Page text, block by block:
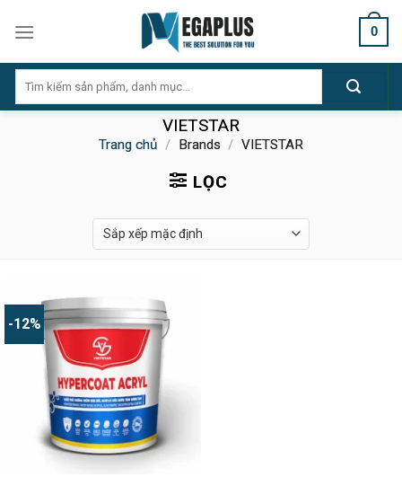
0
kiếm:
VIETSTAR
Trang chủ / Brands / VIETSTAR
LỌC
-12%